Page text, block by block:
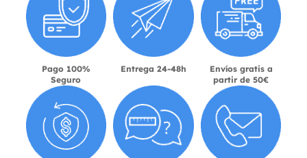
Pago 100%
Seguro
Entrega 24-48h
Envíos gratis a
partir de 50€